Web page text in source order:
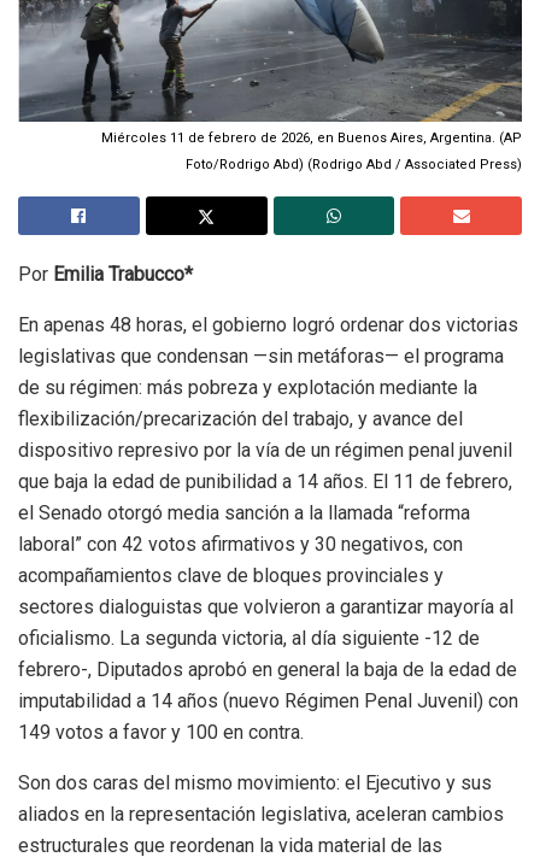
Miércoles 11 de febrero de 2026, en Buenos Aires, Argentina. (AP
Foto/Rodrigo Abd) (Rodrigo Abd / Associated Press)
Por Emilia Trabucco*
En apenas 48 horas, el gobierno logró ordenar dos victorias
legislativas que condensan —sin metáforas— el programa
de su régimen: más pobreza y explotación mediante la
flexibilización/precarización del trabajo, y avance del
dispositivo represivo por la vía de un régimen penal juvenil
que baja la edad de punibilidad a 14 años. El 11 de febrero,
el Senado otorgó media sanción a la llamada “reforma
laboral” con 42 votos afirmativos y 30 negativos, con
acompañamientos clave de bloques provinciales y
sectores dialoguistas que volvieron a garantizar mayoría al
oficialismo. La segunda victoria, al día siguiente -12 de
febrero-, Diputados aprobó en general la baja de la edad de
imputabilidad a 14 años (nuevo Régimen Penal Juvenil) con
149 votos a favor y 100 en contra.
Son dos caras del mismo movimiento: el Ejecutivo y sus
aliados en la representación legislativa, aceleran cambios
estructurales que reordenan la vida material de las